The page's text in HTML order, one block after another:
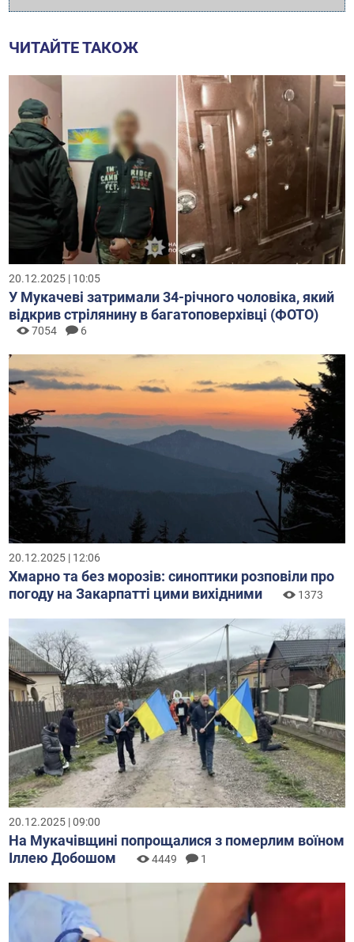
ЧИТАЙТЕ ТАКОЖ
20.12.2025 | 10:05
У Мукачеві затримали 34-річного чоловіка, який
відкрив стрілянину в багатоповерхівці (ФОТО)
7054 6
20.12.2025 | 12:06
Хмарно та без морозів: синоптики розповіли про
погоду на Закарпатті цими вихідними
1373
20.12.2025 | 09:00
На Мукачівщині попрощалися з померлим воїном
Іллею Добошом
4449 1